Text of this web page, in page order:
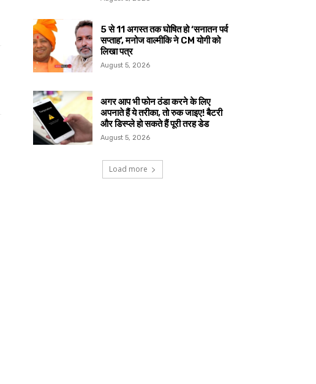
5 से 11 अगस्त तक घोषित हो ‘सनातन पर्व
सप्ताह’, मनोज वाल्मीकि ने CM योगी को
लिखा पत्र
August 5, 2026
अगर आप भी फोन ठंडा करने के लिए
अपनाते हैं ये तरीका, तो रुक जाइए! बैटरी
और डिस्प्ले हो सकते हैं पूरी तरह डेड
August 5, 2026
Load more